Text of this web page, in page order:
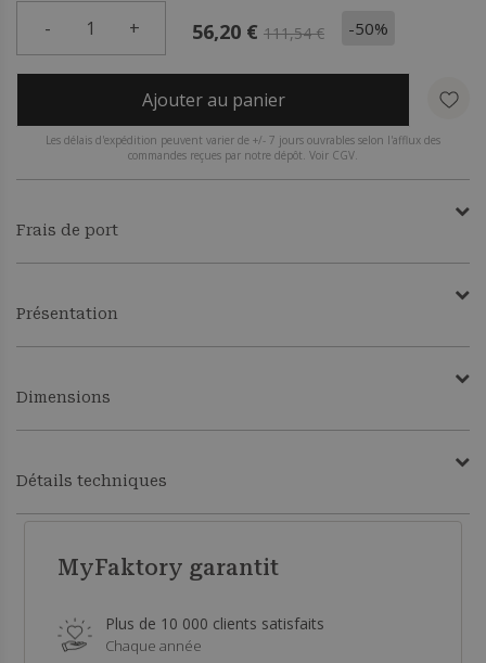
- 1 + 56,20 € 111,54 € -50%
Ajouter au panier
Les délais d'expédition peuvent varier de +/- 7 jours ouvrables selon l'afflux des
commandes reçues par notre dépôt. Voir CGV.
Frais de port
Présentation
Dimensions
Détails techniques
MyFaktory garantit
Plus de 10 000 clients satisfaits
Chaque année